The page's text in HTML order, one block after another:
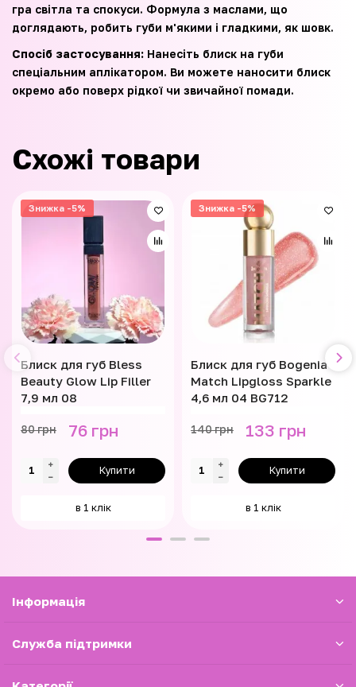
гра світла та спокуси. Формула з маслами, що
доглядають, робить губи м'якими і гладкими, як шовк.
Спосіб застосування: Нанесіть блиск на губи
спеціальним аплікатором. Ви можете наносити блиск
окремо або поверх рідкої чи звичайної помади.
Схожі товари
Знижка -5%
Блиск для губ Bless
Beauty Glow Lip Filler
7,9 мл 08
80 грн 76 грн
Купити
в 1 клік
Знижка -5%
Блиск для губ Bogenia
Match Lipgloss Sparkle
4,6 мл 04 BG712
140 грн 133 грн
Купити
в 1 клік
Iнформація
Служба підтримки